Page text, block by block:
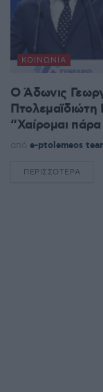
ΚΟΙΝΩΝΊΑ
Ο Άδωνις
“Χαίρομαι
από e-ptolemeos
ΠΕΡΙΣΣΌΤΕΡΑ